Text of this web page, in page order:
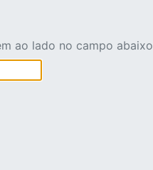
ao lado no campo abaixo